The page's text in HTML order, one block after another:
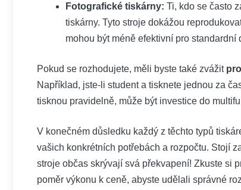
Fotografické tiskárny: Ti, kdo se často
tiskárny. Tyto stroje dokážou
mohou být méně efektivní pro standardní
Pokud se rozhodujete, měli byste také zvážit
Například, jste-li student a tisknete jednou za
tisknou pravidelně, může být investice do
V konečném důsledku každý z těchto typů
vašich konkrétních potřebách a rozpočtu. Stojí
stroje občas skrývají svá překvapení! Zkuste si
poměr výkonu k ceně, abyste udělali správné